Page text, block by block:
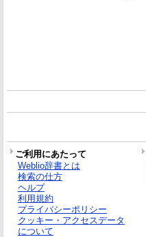
ご利用にあたって
Weblio辞書とは
検索の仕方
ヘルプ
利用規約
プライバシーポリシー
クッキー・アクセスデータ
について